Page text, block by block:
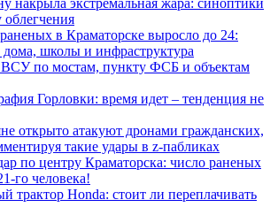
облегчения
в Краматорске выросло до 24:
школы и инфраструктура
по мостам, пункту ФСБ и объектам
Горловки: время идет – тенденция не
открыто атакуют дронами гражданских,
такие удары в z-пабликах
по центру Краматорска: число раненых
го человека!
трактор Honda: стоит ли переплачивать